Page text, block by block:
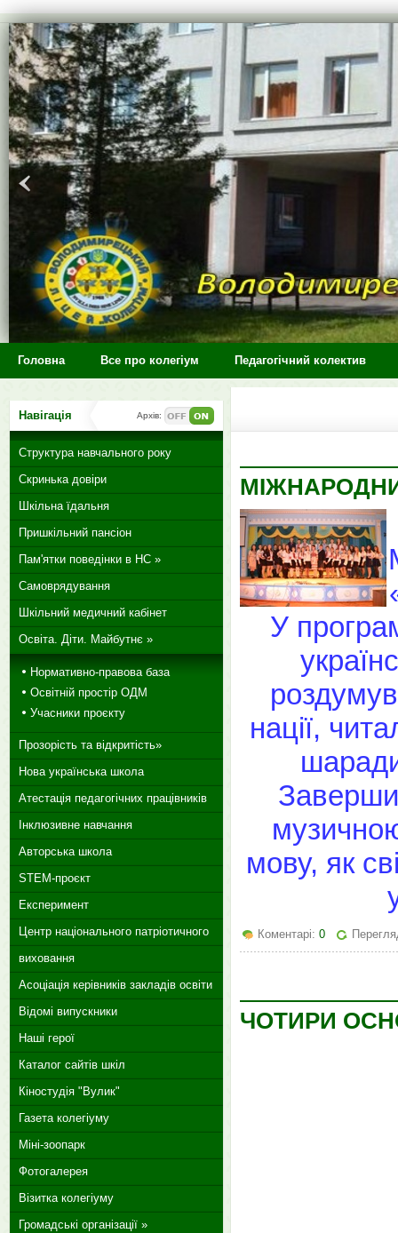
>
Головна Все про колегіум Педагогічний колектив
У
нації,
мову, як
Коментарі: 0
ЧОТИРИ
Навігація Архів:
Структура навчального року
Скринька довіри
Шкільна їдальня
Пришкільний пансіон
Пам'ятки поведінки в НС »
Самоврядування
Шкільний медичний кабінет
Освіта. Діти. Майбутнє »
Нормативно-правова база
Освітній простір ОДМ
Учасники проєкту
Прозорість та відкритість»
Нова українська школа
Атестація педагогічних працівників
Інклюзивне навчання
Авторська школа
STEM-проєкт
Експеримент
Центр національного патріотичного
виховання
Асоціація керівників закладів освіти
Відомі випускники
Наші герої
Каталог сайтів шкіл
Кіностудія "Вулик"
Газета колегіуму
Міні-зоопарк
Фотогалерея
Візитка колегіуму
Громадські організації »